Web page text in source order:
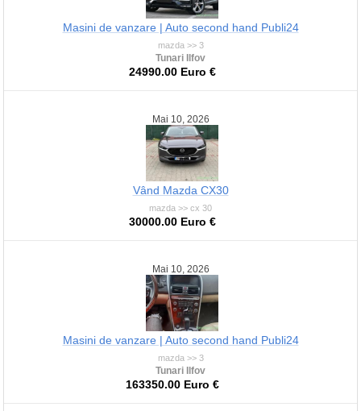
Masini de vanzare | Auto second hand Publi24
mazda >> 3
Tunari Ilfov
24990.00 Euro €
Mai 10, 2026
Vând Mazda CX30
mazda >> cx 30
30000.00 Euro €
Mai 10, 2026
Masini de vanzare | Auto second hand Publi24
mazda >> 3
Tunari Ilfov
163350.00 Euro €